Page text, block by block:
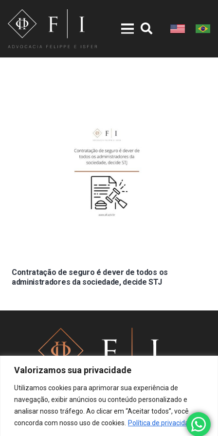
Valorizamos sua privacidade
Utilizamos cookies para aprimorar sua experiência de
navegação, exibir anúncios ou conteúdo personalizado e
analisar nosso tráfego. Ao clicar em “Aceitar todos”, você
concorda com nosso uso de cookies. Política de privacidade
Contratação de seguro é dever de todos os
administradores da sociedade, decide STJ
Política de privacidade